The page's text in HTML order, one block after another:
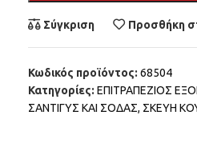
Σύγκριση Προσθήκη
Κωδικός προϊόντος: 68504
Κατηγορίες: ΕΠΙΤΡΑΠΕΖΙΟΣ
ΣΑΝΤΙΓΥΣ ΚΑΙ ΣΟΔΑΣ, ΣΚΕΥΗ